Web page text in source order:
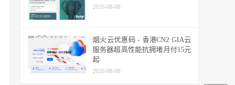
2026-08-08
烟火云优惠码 - 香港CN2 GIA云
服务器超高性能抗拥堵月付15元
起
2026-08-08